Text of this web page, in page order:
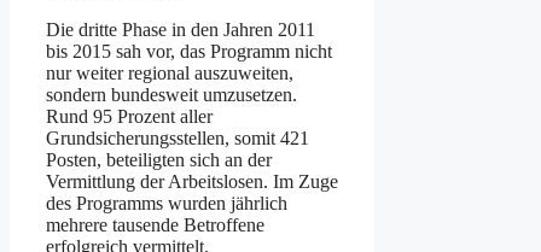
Die dritte Phase in den Jahren 2011
bis 2015 sah vor, das Programm nicht
nur weiter regional auszuweiten,
sondern bundesweit umzusetzen.
Rund 95 Prozent aller
Grundsicherungsstellen, somit 421
Posten, beteiligten sich an der
Vermittlung der Arbeitslosen. Im Zuge
des Programms wurden jährlich
mehrere tausende Betroffene
erfolgreich vermittelt.